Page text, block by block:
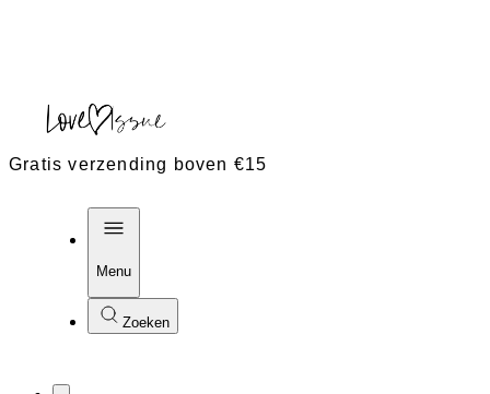
Gratis verzending boven €15
Menu
Zoeken